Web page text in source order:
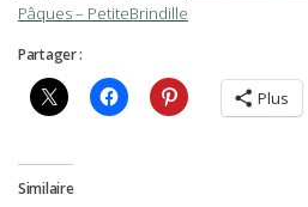
Pâques – PetiteBrindille
Partager :
Plus
Similaire